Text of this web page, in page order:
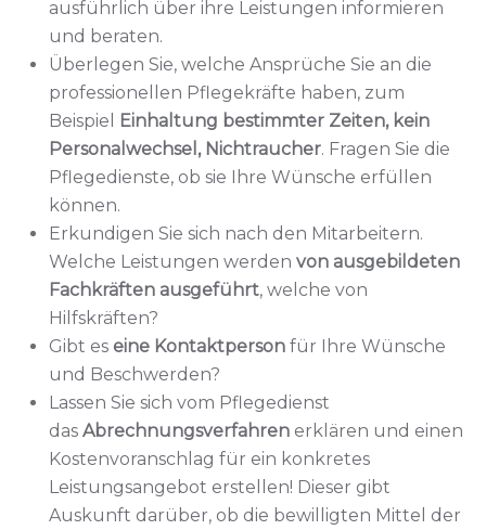
ausführlich über ihre Leistungen informieren
und beraten.
Überlegen Sie, welche Ansprüche Sie an die
professionellen Pflegekräfte haben, zum
Beispiel
Einhaltung bestimmter Zeiten, kein
Personalwechsel, Nichtraucher. Fragen Sie die
Pflegedienste, ob sie Ihre Wünsche erfüllen
können.
Erkundigen Sie sich nach den Mitarbeitern.
Welche Leistungen werden von ausgebildeten
Fachkräften ausgeführt, welche von
Hilfskräften?
Gibt es eine Kontaktperson für Ihre Wünsche
und Beschwerden?
Lassen Sie sich vom Pflegedienst
das Abrechnungsverfahren erklären und einen
Kostenvoranschlag für ein konkretes
Leistungsangebot erstellen! Dieser gibt
Auskunft darüber, ob die bewilligten Mittel der